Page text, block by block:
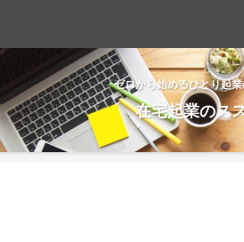
ゼロから始めるひとり起業
在宅起業のス